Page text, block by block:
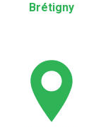
Brétigny